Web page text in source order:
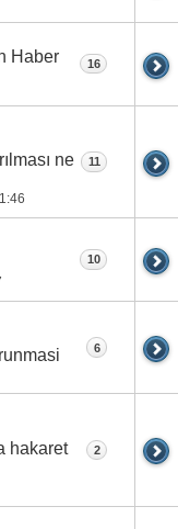
Haber 16
ne
11
10
6
hakaret
2